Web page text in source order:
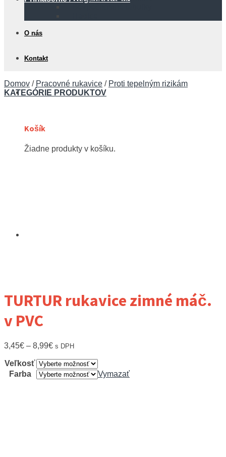
0,00€
Košík
Žiadne produkty v košíku.
O nás
Kontakt
Domov / Pracovné rukavice / Proti tepelným rizikám
KATEGÓRIE PRODUKTOV
TURTUR rukavice zimné máč.
v PVC
3,45€ – 8,99€ s DPH
Veľkosť
Farba
Vymazať